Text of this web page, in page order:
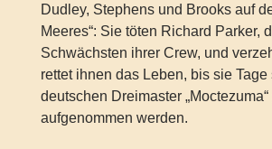
Dudley, Stephens und Brooks auf
Meeres“: Sie töten Richard Parker,
Schwächsten ihrer Crew, und
rettet ihnen das Leben, bis sie Tage
deutschen Dreimaster
aufgenommen werden.